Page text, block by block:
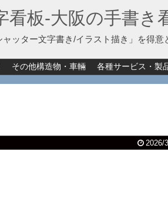
看板‐大阪の手書き
ャッター文字書き/イラスト描き」を得
その他構造物・車輛 各種サービス・製
2026/